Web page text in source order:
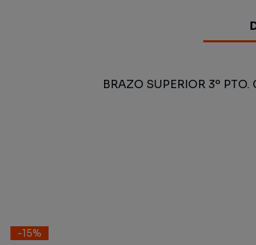
BRAZO SUPERIOR 3º PTO.
-15%